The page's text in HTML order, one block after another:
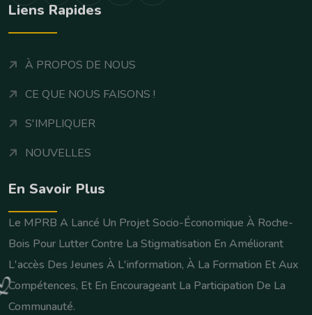
Liens Rapides
À PROPOS DE NOUS
CE QUE NOUS FAISONS !
S'IMPLIQUER
NOUVELLES
En Savoir Plus
Le MPRB A Lancé Un Projet Socio-Économique À Roche-
Bois Pour Lutter Contre La Stigmatisation En Améliorant
L'accès Des Jeunes À L'information, À La Formation Et Aux
Compétences, Et En Encourageant La Participation De La
Communauté.